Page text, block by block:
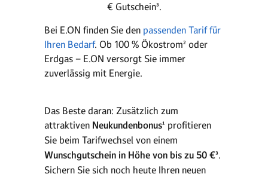
€ Gutschein³.
Bei E.ON finden Sie den passenden Tarif für
Ihren Bedarf. Ob 100 % Ökostrom² oder
Erdgas – E.ON versorgt Sie immer
zuverlässig mit Energie.
Das Beste daran: Zusätzlich zum
attraktiven Neukundenbonus¹ profitieren
Sie beim Tarifwechsel von einem
Wunschgutschein in Höhe von bis zu 50 €³.
Sichern Sie sich noch heute Ihren neuen